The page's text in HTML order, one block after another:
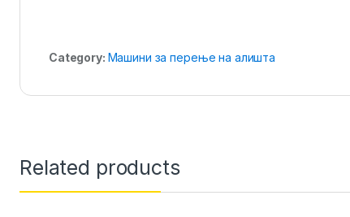
Category: Машини за перење на алишта
Related products